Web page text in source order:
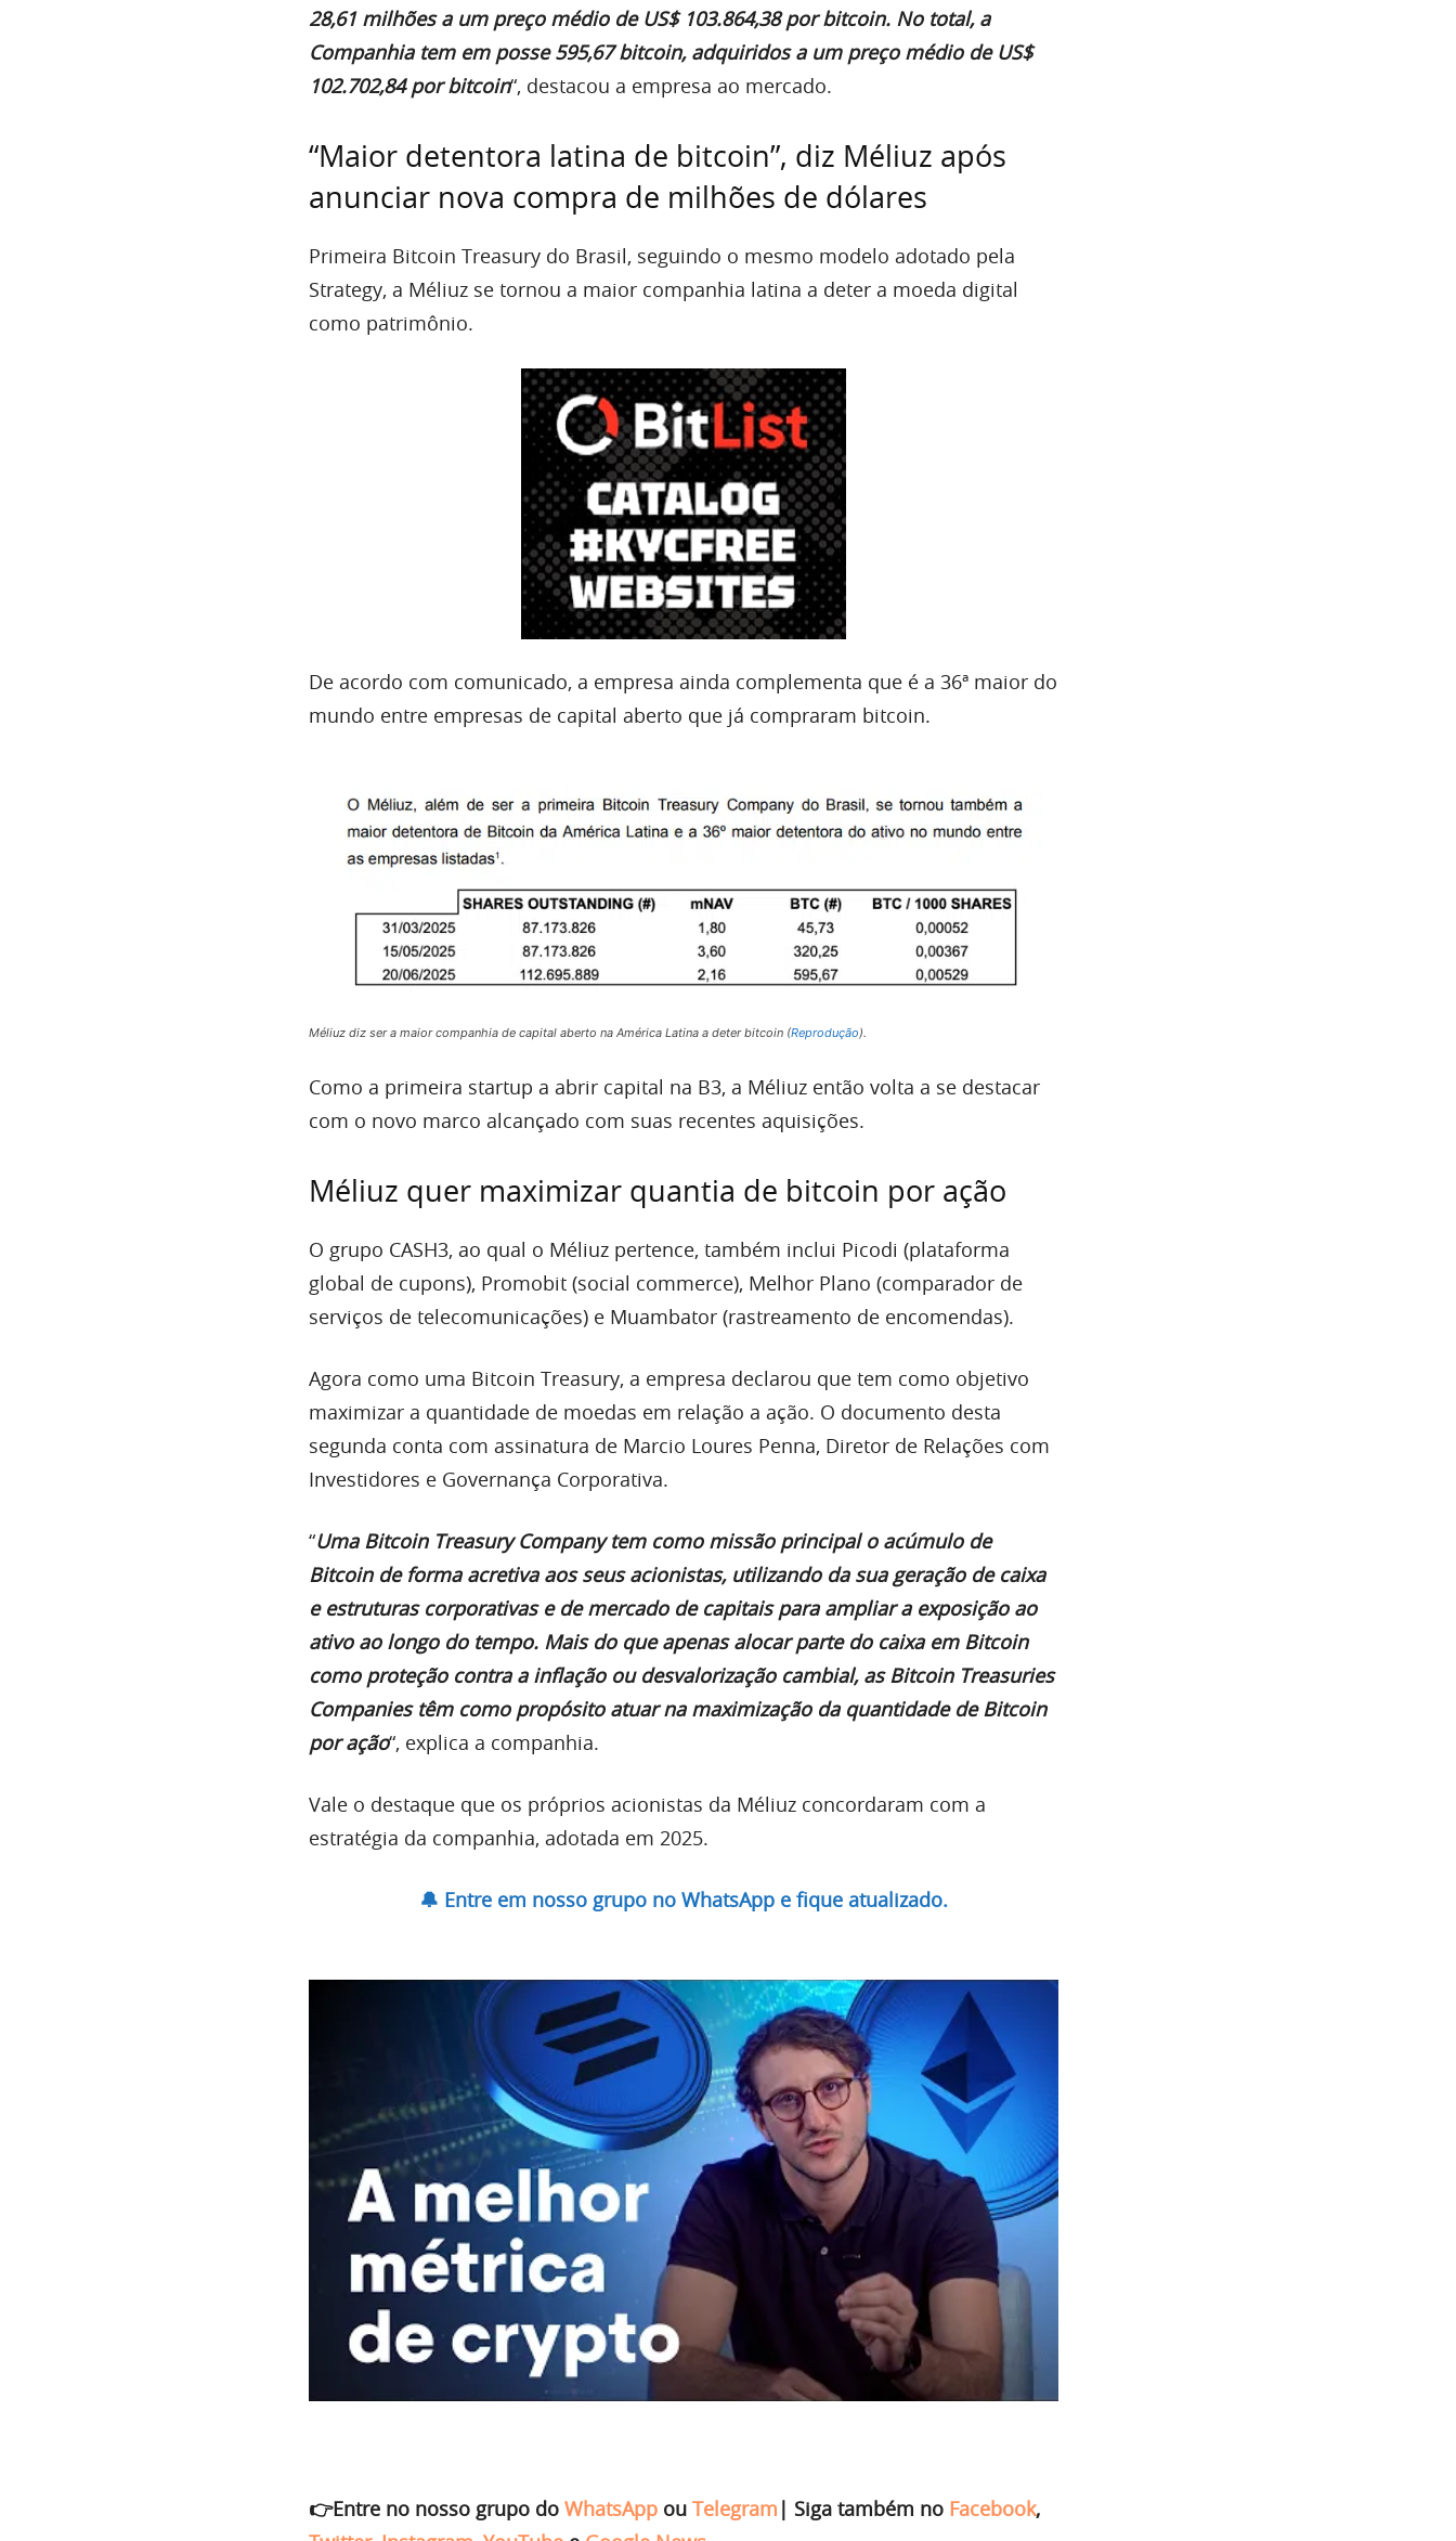
28,61 milhões a um preço médio de US$ 103.864,38 por bitcoin. No total, a
Companhia tem em posse 595,67 bitcoin, adquiridos a um preço médio de US$
102.702,84 por bitcoin“, destacou a empresa ao mercado.
“Maior detentora latina de bitcoin”, diz Méliuz após
anunciar nova compra de milhões de dólares
Primeira Bitcoin Treasury do Brasil, seguindo o mesmo modelo adotado pela
Strategy, a Méliuz se tornou a maior companhia latina a deter a moeda digital
como patrimônio.
De acordo com comunicado, a empresa ainda complementa que é a 36ª maior do
mundo entre empresas de capital aberto que já compraram bitcoin.
Méliuz diz ser a maior companhia de capital aberto na América Latina a deter bitcoin (Reprodução).
Como a primeira startup a abrir capital na B3, a Méliuz então volta a se destacar
com o novo marco alcançado com suas recentes aquisições.
Méliuz quer maximizar quantia de bitcoin por ação
O grupo CASH3, ao qual o Méliuz pertence, também inclui Picodi (plataforma
global de cupons), Promobit (social commerce), Melhor Plano (comparador de
serviços de telecomunicações) e Muambator (rastreamento de encomendas).
Agora como uma Bitcoin Treasury, a empresa declarou que tem como objetivo
maximizar a quantidade de moedas em relação a ação. O documento desta
segunda conta com assinatura de Marcio Loures Penna, Diretor de Relações com
Investidores e Governança Corporativa.
“Uma Bitcoin Treasury Company tem como missão principal o acúmulo de
Bitcoin de forma acretiva aos seus acionistas, utilizando da sua geração de caixa
e estruturas corporativas e de mercado de capitais para ampliar a exposição ao
ativo ao longo do tempo. Mais do que apenas alocar parte do caixa em Bitcoin
como proteção contra a inflação ou desvalorização cambial, as Bitcoin Treasuries
Companies têm como propósito atuar na maximização da quantidade de Bitcoin
por ação“, explica a companhia.
Vale o destaque que os próprios acionistas da Méliuz concordaram com a
estratégia da companhia, adotada em 2025.
🔔 Entre em nosso grupo no WhatsApp e fique atualizado.
👉Entre no nosso grupo do WhatsApp ou Telegram | Siga também no Facebook,